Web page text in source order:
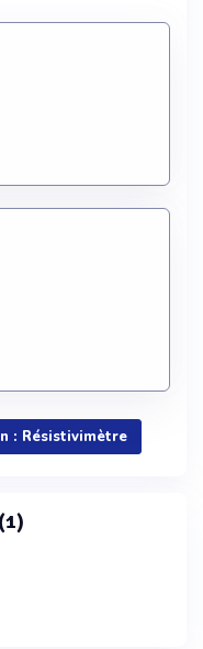
: Résistivimètre